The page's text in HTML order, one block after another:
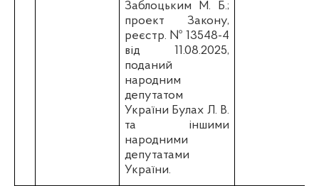
Заблоцьким М. Б.;
проект Закону,
реєстр. № 13548-4
від 11.08.2025,
поданий
народним
депутатом
України Булах Л. В.
та іншими
народними
депутатами
України.